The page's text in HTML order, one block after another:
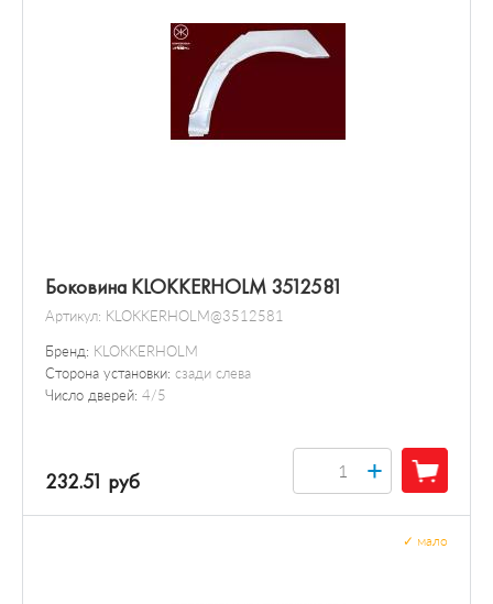
Боковина KLOKKERHOLM 3512581
Артикул: KLOKKERHOLM@3512581
Бренд: KLOKKERHOLM
Сторона установки: сзади слева
Число дверей: 4/5
232.51 руб +
мало